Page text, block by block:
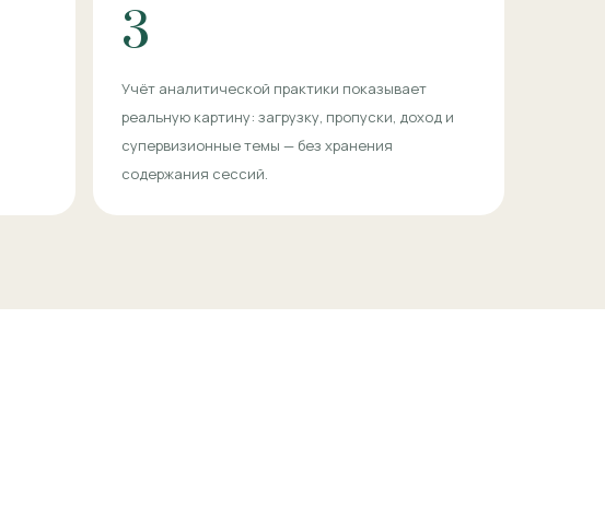
3
Учёт аналитической практики показывает
реальную картину: загрузку, пропуски, доход и
супервизионные темы — без хранения
содержания сессий.